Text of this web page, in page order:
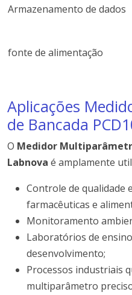
Armazenamento de dados
fonte de alimentação
Aplicações
de Bancada
O Medidor
Labnova é amplamente
Controle de qualidade
farmacêuticas e
Monitoramento
Laboratórios de
desenvolvimento;
Processos industriais
multiparâmetro